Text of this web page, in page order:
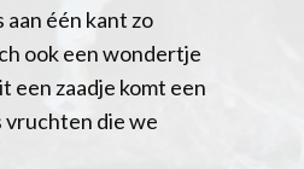
één kant zo
ook een wondertje
een zaadje komt een
vruchten die we